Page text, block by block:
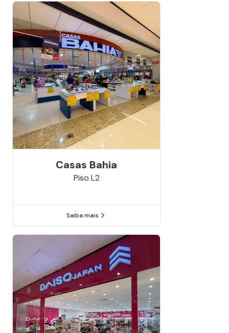
Casas Bahia
Piso L2
Saiba mais